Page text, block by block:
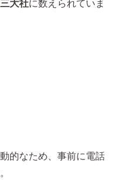
大社に数えられていま
的なため、事前に電話